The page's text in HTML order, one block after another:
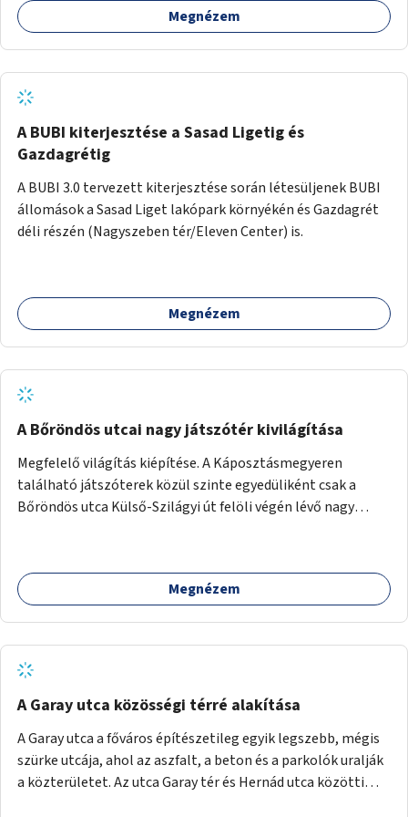
barátságosabbá és zöldebbé lehetne tenni a megállókat.
Megnézem
A BUBI kiterjesztése a Sasad Ligetig és
Gazdagrétig
A BUBI 3.0 tervezett kiterjesztése során létesüljenek BUBI
állomások a Sasad Liget lakópark környékén és Gazdagrét
déli részén (Nagyszeben tér/Eleven Center) is.
Megnézem
A Bőröndös utcai nagy játszótér kivilágítása
Megfelelő világítás kiépítése. A Káposztásmegyeren
található játszóterek közül szinte egyedüliként csak a
Bőröndös utca Külső-Szilágyi út felöli végén lévő nagy
Megnézem
A Garay utca közösségi térré alakítása
A Garay utca a főváros építészetileg egyik legszebb, mégis
szürke utcája, ahol az aszfalt, a beton és a parkolók uralják
a közterületet. Az utca Garay tér és Hernád utca közötti